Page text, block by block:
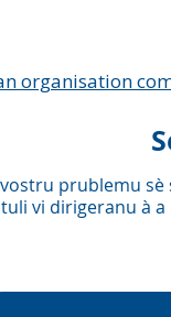
organisation
prublemu
vi dirigeranu à